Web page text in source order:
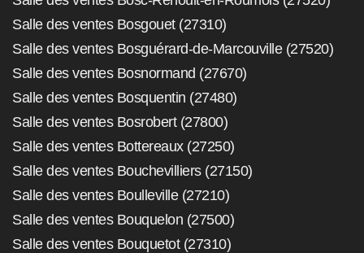
Salle des ventes Bosgouet (27310)
Salle des ventes Bosguérard-de-Marcouville (27520)
Salle des ventes Bosnormand (27670)
Salle des ventes Bosquentin (27480)
Salle des ventes Bosrobert (27800)
Salle des ventes Bottereaux (27250)
Salle des ventes Bouchevilliers (27150)
Salle des ventes Boulleville (27210)
Salle des ventes Bouquelon (27500)
Salle des ventes Bouquetot (27310)